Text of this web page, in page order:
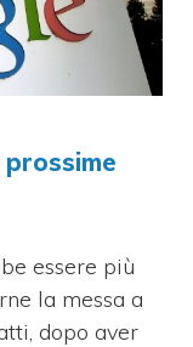
essere più
la messa a
dopo aver